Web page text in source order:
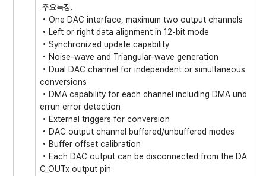
주요특징.
• One DAC interface, maximum two output channels
• Left or right data alignment in 12-bit mode
• Synchronized update capability
• Noise-wave and Triangular-wave generation
• Dual DAC channel for independent or simultaneous
conversions
• DMA capability for each channel including DMA und
errun error detection
• External triggers for conversion
• DAC output channel buffered/unbuffered modes
• Buffer offset calibration
• Each DAC output can be disconnected from the DA
C_OUTx output pin